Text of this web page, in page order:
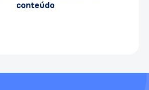
conteúdo